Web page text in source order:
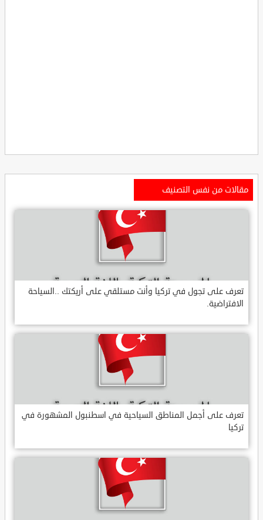
مقالات من نفس التصنيف
تعرف على تجول في تركيا وأنت مستلقي على أريكتك ..السياحة
الافتراضية.
تعرف على أجمل المناطق السياحية في اسطنبول المشهورة في
تركيا